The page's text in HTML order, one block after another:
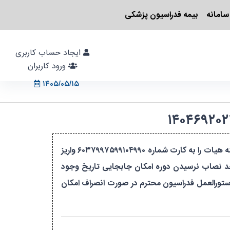
بیمه فدراسیون پزشکی
۱۴۰۵/۰۵/۱۵
باسلام . لطفا پس از ثبت نام دوره به واتساپ شماره ۰۹۱۷۳۹۳۲۷۶۲ خانم رضائی مهر پیام دهید و در گروه عضو شوید. هزینه هیات را به کارت شماره ۶۰۳۷۹۹۷۵۹۹۱۰۴۹۹۰ واریز
نصاب نرسیدن دوره امکان جابجایی تاریخ وجود
مهر حاصل نمایید. با توجه به دستورالعمل فدراسیون محترم در صورت انصراف امکان